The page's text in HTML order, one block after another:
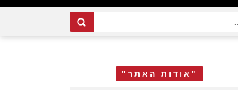
"אודות האתר"